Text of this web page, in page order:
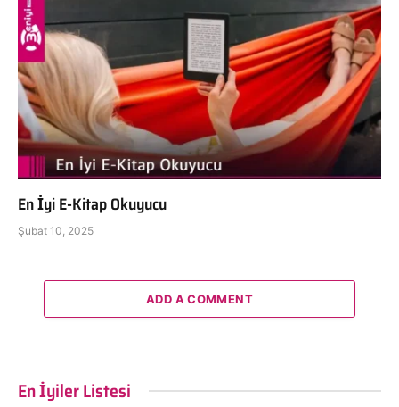
En İyi E-Kitap Okuyucu
Şubat 10, 2025
ADD A COMMENT
En İyiler Listesi